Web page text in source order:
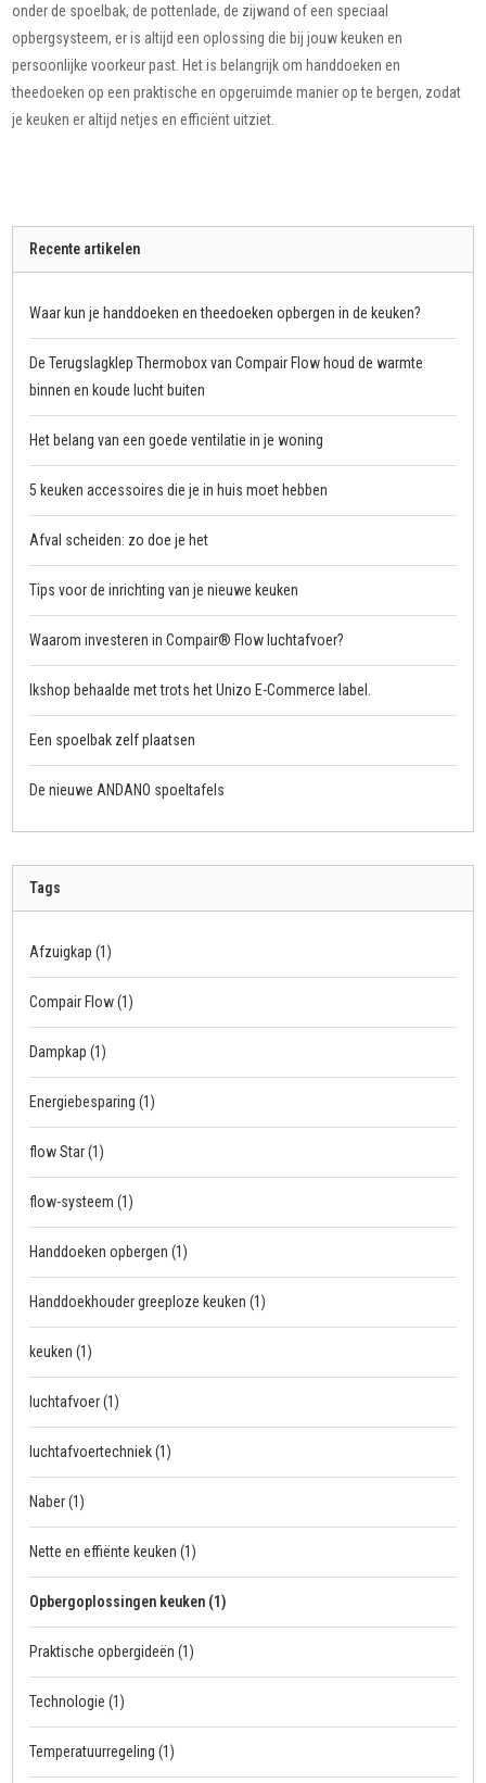
onder de spoelbak, de pottenlade, de zijwand of een speciaal
opbergsysteem, er is altijd een oplossing die bij jouw keuken en
persoonlijke voorkeur past. Het is belangrijk om handdoeken en
theedoeken op een praktische en opgeruimde manier op te bergen, zodat
je keuken er altijd netjes en efficiënt uitziet.
Recente artikelen
Waar kun je handdoeken en theedoeken opbergen in de keuken?
De Terugslagklep Thermobox van Compair Flow houd de warmte
binnen en koude lucht buiten
Het belang van een goede ventilatie in je woning
5 keuken accessoires die je in huis moet hebben
Afval scheiden: zo doe je het
Tips voor de inrichting van je nieuwe keuken
Waarom investeren in Compair® Flow luchtafvoer?
Ikshop behaalde met trots het Unizo E-Commerce label.
Een spoelbak zelf plaatsen
De nieuwe ANDANO spoeltafels
Tags
Afzuigkap(1)
Compair Flow(1)
Dampkap(1)
Energiebesparing(1)
flow Star(1)
flow-systeem(1)
Handdoeken opbergen(1)
Handdoekhouder greeploze keuken(1)
keuken(1)
luchtafvoer(1)
luchtafvoertechniek(1)
Naber(1)
Nette en effiënte keuken(1)
Opbergoplossingen keuken (1)
Praktische opbergideën(1)
Technologie(1)
Temperatuurregeling(1)